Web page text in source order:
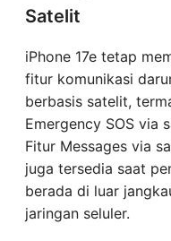
Satelit
iPhone 17e tetap
fitur komunikasi
berbasis satelit,
Emergency SOS via
Fitur Messages via
juga tersedia saat
berada di luar
jaringan seluler.